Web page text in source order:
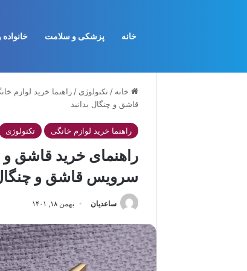
خانه پزشکی و سلامت
خانه / تکنولوژی / راهنما خرید لوازم
قاشق و چنگال بدانید
راهنما خرید لوازم خانگی تکنولوژی
راهنمای خرید قاشق و
سرویس قاشق و چنگال
ساعدیان بهمن ۱۸, ۱۴۰۱